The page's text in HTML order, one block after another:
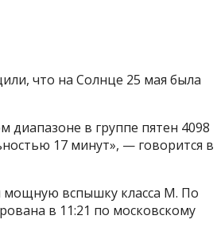
что на Солнце 25 мая была
диапазоне в группе пятен 4098
17 минут», — говорится в
мощную вспышку класса M. По
в 11:21 по московскому